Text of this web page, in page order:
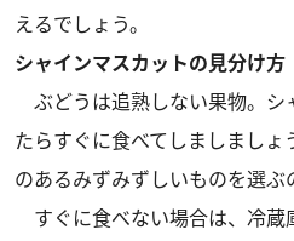
えるでしょう。
シャインマスカットの見分け方
ぶどうは追熟しない果物。シ
たらすぐに食べてしましましょ
のあるみずみずしいものを選ぶ
すぐに食べない場合は、冷蔵